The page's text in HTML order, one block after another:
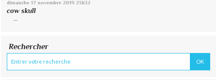
dimanche 17 novembre 2019 23h32
cow skull
...
Rechercher